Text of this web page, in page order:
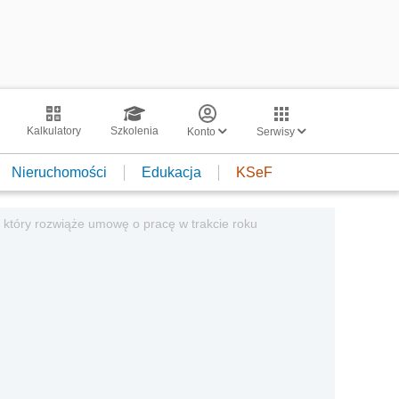
Kalkulatory Szkolenia Konto Serwisy
Nieruchomości Edukacja KSeF
rozwiąże umowę o pracę w trakcie roku